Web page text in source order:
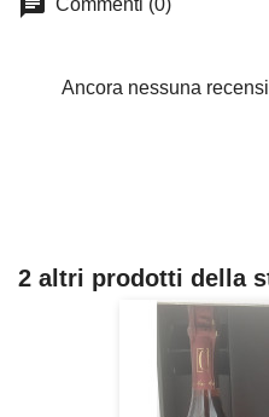
chat Commenti (0)
Ancora nessuna
2 altri prodotti della